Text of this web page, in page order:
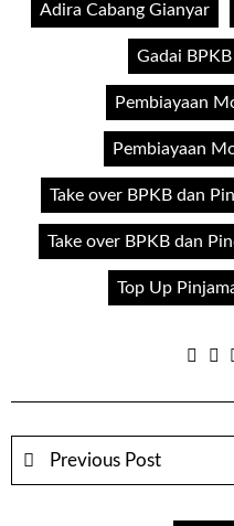
Adira Cabang Gianyar
Gadai
Pembiayaan
Pembiayaan
Take over BPKB dan
Take over BPKB dan
Top Up
Previous Post